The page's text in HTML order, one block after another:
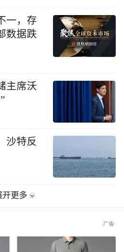
一，存
数据跌
主席沃
沙特反
开更多